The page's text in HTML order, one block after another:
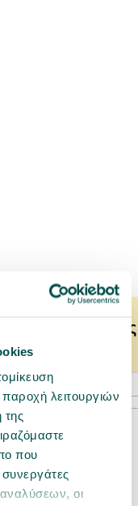
λειτουργιών
της
που
συνεργάτες
οι
επίσης